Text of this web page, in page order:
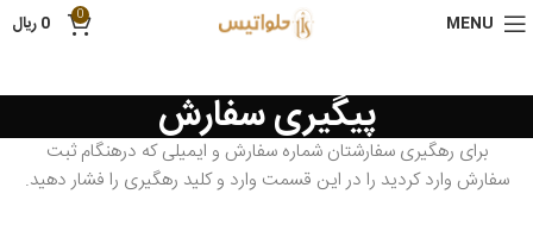
MENU
0
0ریال
پیگیری سفارش
برای رهگیری سفارشتان شماره سفارش و ایمیلی که درهنگام ثبت
سفارش وارد کردید را در این قسمت وارد و کلید رهگیری را فشار دهید.